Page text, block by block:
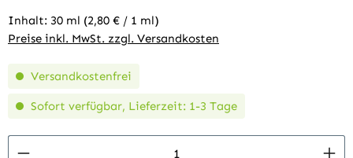
Inhalt: 30 ml (2,80 € / 1 ml)
Preise inkl. MwSt. zzgl. Versandkosten
Versandkostenfrei
Sofort verfügbar, Lieferzeit: 1-3 Tage
Produkt Anzahl: Gib den gewünschten